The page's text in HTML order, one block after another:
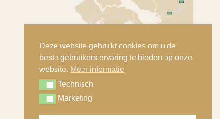
Deze website gebruikt cookies om u de
beste gebruikers ervaring te bieden op onze
website. Meer informatie
TechnischTechnisch
MarketingMarketing